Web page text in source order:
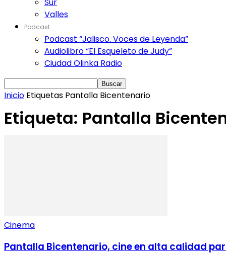
Valles
Podcast
Podcast “Jalisco. Voces de Leyenda”
Audiolibro “El Esqueleto de Judy”
Ciudad Olinka Radio
Inicio Etiquetas Pantalla Bicentenario
Etiqueta: Pantalla
Cinema
Pantalla Bicentenario, cine en alta calidad